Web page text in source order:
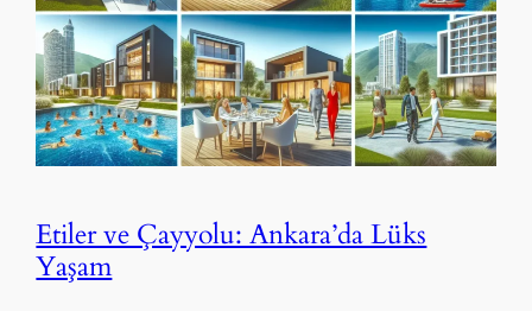
Etiler ve Çayyolu: Ankara’da Lüks
Yaşam